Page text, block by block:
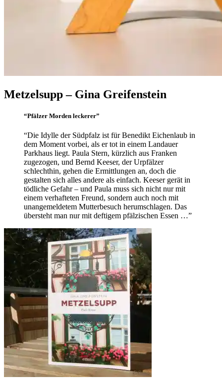
–
Gina
·
Kriminalromane
Thriller
Metzelsupp – Gina Greifenstein
3.
November
“Pfälzer Morden leckerer”
“Die Idylle der Südpfalz ist für Benedikt Eichenlaub in
dem Moment vorbei, als er tot in einem Landauer
Parkhaus liegt. Paula Stern, kürzlich aus Franken
zugezogen, und Bernd Keeser, der Urpfälzer
schlechthin, gehen die Ermittlungen an, doch die
gestalten sich alles andere als einfach. Keeser gerät in
tödliche Gefahr – und Paula muss sich nicht nur mit
einem verhafteten Freund, sondern auch noch mit
unangemeldetem Mutterbesuch herumschlagen. Das
übersteht man nur mit deftigem pfälzischen Essen …”